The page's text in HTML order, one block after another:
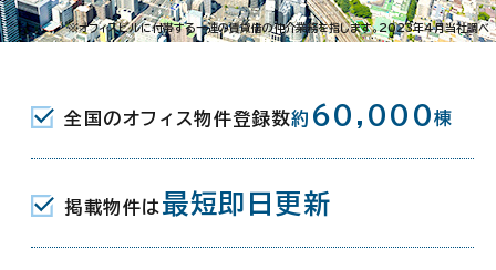
駅(仙台市営東西線) 北2口 3分
※オフィスビルに付帯する一連の賃貸借の仲介業務を指します。2023年4月当社調べ
全国のオフィス物件登録数約 60,000棟
掲載物件は 最短即日更新